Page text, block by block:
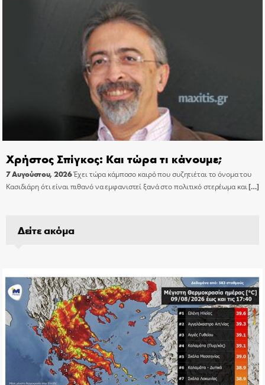
Χρήστος Σπίγκος: Και τώρα τι κάνουμε;
7 Αυγούστου, 2026Έχει τώρα κάμποσο καιρό που συζητιέται το όνομα του
Κασιδιάρη ότι είναι πιθανό να εμφανιστεί ξανά στο πολιτικό στερέωμα και[…]
Δείτε ακόμα